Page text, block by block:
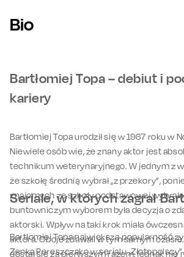
Bio
Bartłomiej Topa – debiut i
kariery
Bartłomiej Topa urodził się w 1967 roku w
Niewiele osób wie, że znany aktor jest
technikum weterynaryjnego. W jednym z
że szkołę średnią wybrał „z przekory”,
znajomych ze szkoły podstawowej
buntowniczym wyborem była decyzja o
aktorski. Wpływ na taki krok miała
aktora. Oboje zdawali w tym samym
dostał się za pierwszym razem, jednak nie
Seriale, w których zagrał
Bartłomiej Topa największą popularność
Zenka Pereszczako w serialu